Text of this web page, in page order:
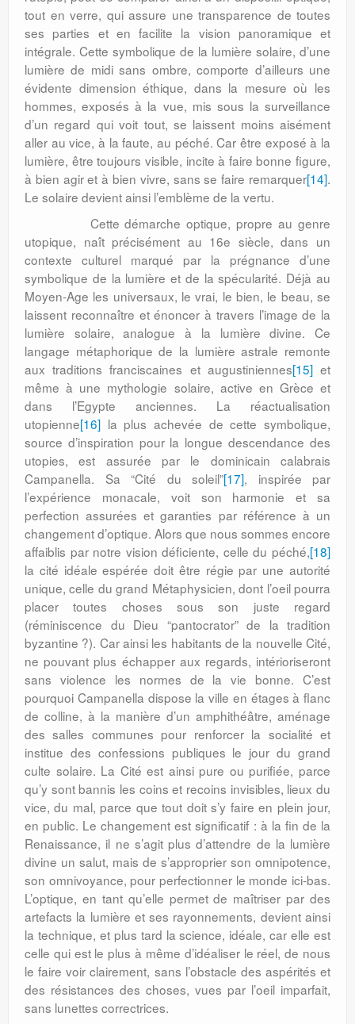
tout en verre, qui assure une transparence de toutes
ses parties et en facilite la vision panoramique et
intégrale. Cette symbolique de la lumière solaire, d’une
lumière de midi sans ombre, comporte d’ailleurs une
évidente dimension éthique, dans la mesure où les
hommes, exposés à la vue, mis sous la surveillance
d’un regard qui voit tout, se laissent moins aisément
aller au vice, à la faute, au péché. Car être exposé à la
lumière, être toujours visible, incite à faire bonne figure,
à bien agir et à bien vivre, sans se faire remarquer[14].
Le solaire devient ainsi l’emblème de la vertu.
Cette démarche optique, propre au genre
utopique, naît précisément au 16e siècle, dans un
contexte culturel marqué par la prégnance d’une
symbolique de la lumière et de la spécularité. Déjà au
Moyen-Age les universaux, le vrai, le bien, le beau, se
laissent reconnaître et énoncer à travers l’image de la
lumière solaire, analogue à la lumière divine. Ce
langage métaphorique de la lumière astrale remonte
aux traditions franciscaines et augustiniennes[15]et
même à une mythologie solaire, active en Grèce et
dans l’Egypte anciennes. La réactualisation
utopienne[16] la plus achevée de cette symbolique,
source d’inspiration pour la longue descendance des
utopies, est assurée par le dominicain calabrais
Campanella. Sa “Cité du soleil”[17], inspirée par
l’expérience monacale, voit son harmonie et sa
perfection assurées et garanties par référence à un
changement d’optique. Alors que nous sommes encore
affaiblis par notre vision déficiente, celle du péché,[18]
la cité idéale espérée doit être régie par une autorité
unique, celle du grand Métaphysicien, dont l’oeil pourra
placer toutes choses sous son juste regard
(réminiscence du Dieu “pantocrator” de la tradition
byzantine ?). Car ainsi les habitants de la nouvelle Cité,
ne pouvant plus échapper aux regards, intérioriseront
sans violence les normes de la vie bonne. C’est
pourquoi Campanella dispose la ville en étages à flanc
de colline, à la manière d’un amphithéâtre, aménage
des salles communes pour renforcer la socialité et
institue des confessions publiques le jour du grand
culte solaire. La Cité est ainsi pure ou purifiée, parce
qu’y sont bannis les coins et recoins invisibles, lieux du
vice, du mal, parce que tout doit s’y faire en plein jour,
en public. Le changement est significatif : à la fin de la
Renaissance, il ne s’agit plus d’attendre de la lumière
divine un salut, mais de s’approprier son omnipotence,
son omnivoyance, pour perfectionner le monde ici-bas.
L’optique, en tant qu’elle permet de maîtriser par des
artefacts la lumière et ses rayonnements, devient ainsi
la technique, et plus tard la science, idéale, car elle est
celle qui est le plus à même d’idéaliser le réel, de nous
le faire voir clairement, sans l’obstacle des aspérités et
des résistances des choses, vues par l’oeil imparfait,
sans lunettes correctrices.